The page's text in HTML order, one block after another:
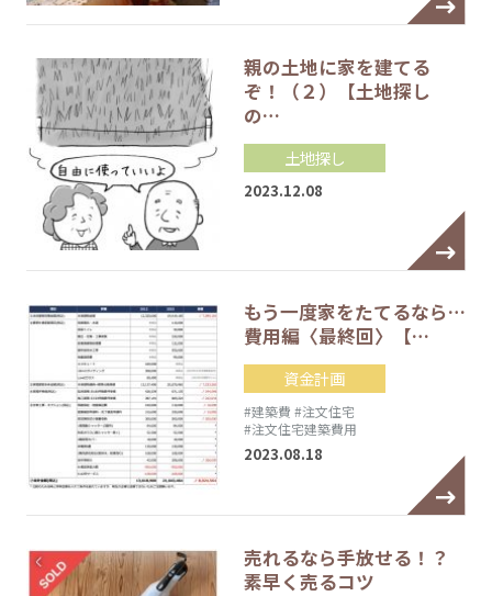
親の土地に家を建てる
ぞ！（２）【土地探し
の…
土地探し
2023.12.08
もう一度家をたてるなら…
費用編〈最終回〉【…
資金計画
#建築費 #注文住宅
#注文住宅建築費用
2023.08.18
売れるなら手放せる！？
素早く売るコツ